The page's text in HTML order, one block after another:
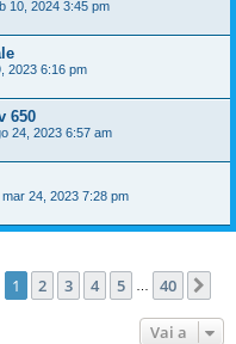
10, 2024 3:45 pm
2023 6:16 pm
650
24, 2023 6:57 am
24, 2023 7:28 pm
Pagina di 40
1 2 3 4 5 40
Vai a